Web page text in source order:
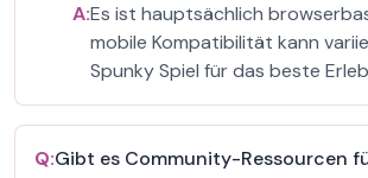
A:Es ist hauptsächlich
mobile Kompatibilität kann
Spunky Spiel für das beste
Q:Gibt es Community-Ressourcen